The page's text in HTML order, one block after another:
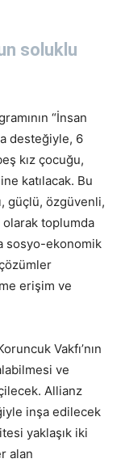
soluklu
“İnsan
desteğiyle, 6
kız çocuğu,
katılacak. Bu
güçlü, özgüvenli,
toplumda
sosyo-ekonomik
erişim ve
Vakfı’nın
ve
Allianz
inşa edilecek
yaklaşık iki
alan